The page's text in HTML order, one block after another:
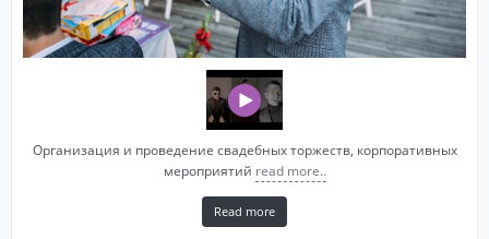
Организация и проведение свадебных торжеств, корпоративных
мероприятий read more..
Read more